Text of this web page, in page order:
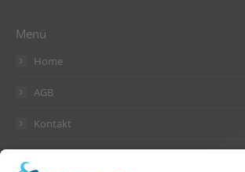
Menü
Home
AGB
Kontakt